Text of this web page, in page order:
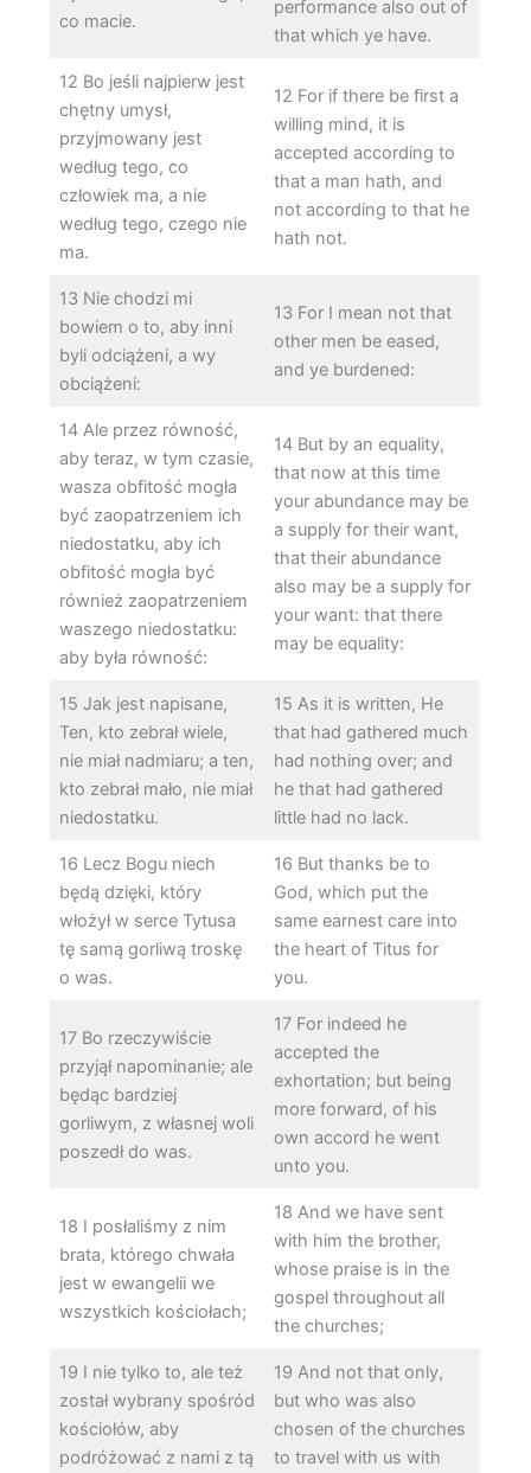
co macie.
performance also out of
that which ye have.
12 Bo jeśli najpierw jest
chętny umysł,
przyjmowany jest
według tego, co
człowiek ma, a nie
według tego, czego nie
ma.
12 For if there be first a
willing mind, it is
accepted according to
that a man hath, and
not according to that he
hath not.
13 Nie chodzi mi
bowiem o to, aby inni
byli odciążeni, a wy
obciążeni:
13 For I mean not that
other men be eased,
and ye burdened:
14 Ale przez równość,
aby teraz, w tym czasie,
wasza obfitość mogła
być zaopatrzeniem ich
niedostatku, aby ich
obfitość mogła być
również zaopatrzeniem
waszego niedostatku:
aby była równość:
14 But by an equality,
that now at this time
your abundance may be
a supply for their want,
that their abundance
also may be a supply for
your want: that there
may be equality:
15 Jak jest napisane,
Ten, kto zebrał wiele,
nie miał nadmiaru; a ten,
kto zebrał mało, nie miał
niedostatku.
15 As it is written, He
that had gathered much
had nothing over; and
he that had gathered
little had no lack.
16 Lecz Bogu niech
będą dzięki, który
włożył w serce Tytusa
tę samą gorliwą troskę
o was.
16 But thanks be to
God, which put the
same earnest care into
the heart of Titus for
you.
17 Bo rzeczywiście
przyjął napominanie; ale
będąc bardziej
gorliwym, z własnej woli
poszedł do was.
17 For indeed he
accepted the
exhortation; but being
more forward, of his
own accord he went
unto you.
18 I posłaliśmy z nim
brata, którego chwała
jest w ewangelii we
wszystkich kościołach;
18 And we have sent
with him the brother,
whose praise is in the
gospel throughout all
the churches;
19 I nie tylko to, ale też
został wybrany spośród
kościołów, aby
podróżować z nami z tą
19 And not that only,
but who was also
chosen of the churches
to travel with us with